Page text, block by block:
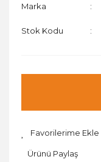
Marka
Stok Kodu
Ürünü Paylaş